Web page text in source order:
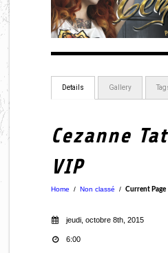
Details Gallery
Cezanne
VIP
Home / Non classé / Current Page
jeudi, octobre 8th, 2015
6:00